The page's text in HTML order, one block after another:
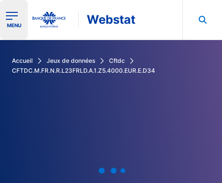
Ouvrir le menu de navigation
MENU Webstat
Accueil Jeux de données
Cftdc
CFTDC.M.FR.N.R.L23FRLD.A.1.Z5.4000.EUR.E.D34